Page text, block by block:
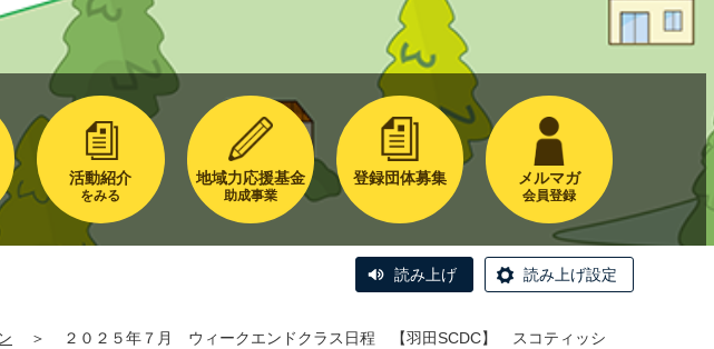
活動紹介
をみる
地域力応援基金
助成事業
登録団体募集 メルマガ
会員登録
読み上げ 読み上げ設定
＞
２０２５年７月 ウィークエンドクラス日程 【羽田SCDC】 スコティッシ